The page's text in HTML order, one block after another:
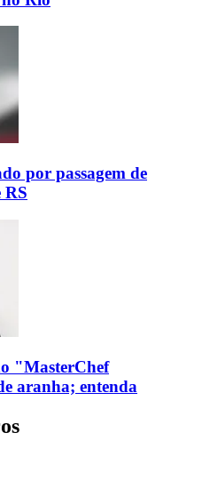
por passagem de
RS
"MasterChef
aranha; entenda